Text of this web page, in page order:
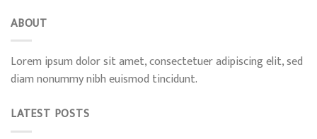
ABOUT
Lorem ipsum dolor sit amet, consectetuer adipiscing elit, sed
diam nonummy nibh euismod tincidunt.
LATEST POSTS